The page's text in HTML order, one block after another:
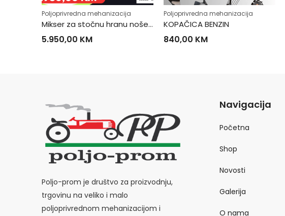
Poljoprivredna mehanizacija
Mikser za stočnu hranu nošeni
5.950,00 KM
Poljoprivredna mehanizacija
KOPAČICA BENZIN
840,00 KM
Poljo-prom je društvo za proizvodnju,
trgovinu na veliko i malo
poljoprivrednom mehanizacijom i
Navigacija
Početna
Shop
Novosti
Galerija
O nama